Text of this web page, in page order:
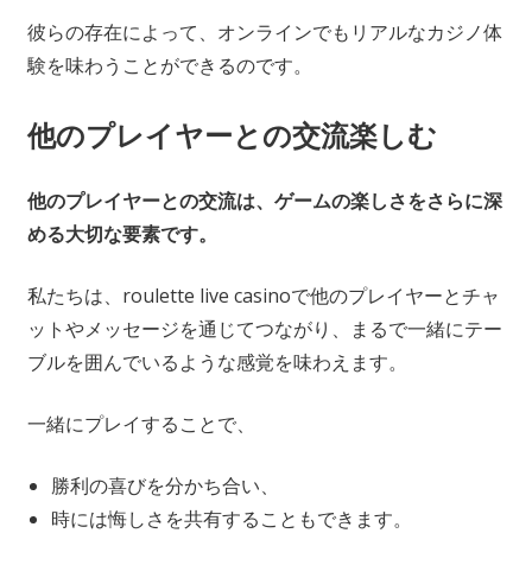
彼らの存在によって、オンラインでもリアルなカジノ体
験を味わうことができるのです。
他のプレイヤーとの交流楽しむ
他のプレイヤーとの交流は、ゲームの楽しさをさらに深
める大切な要素です。
私たちは、roulette live casinoで他のプレイヤーとチャ
ットやメッセージを通じてつながり、まるで一緒にテー
ブルを囲んでいるような感覚を味わえます。
一緒にプレイすることで、
勝利の喜びを分かち合い、
時には悔しさを共有することもできます。